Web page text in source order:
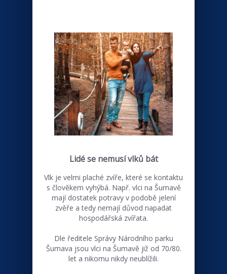
Lidé se nemusí vlků bát
Vlk je velmi plaché zvíře, které se kontaktu
s člověkem vyhýbá. Např. vlci na Šumavě
mají dostatek potravy v podobě jelení
zvěře a tedy nemají důvod napadat
hospodářská zvířata.
Dle ředitele Správy Národního parku
Šumava jsou vlci na Šumavě již od 70/80.
let a nikomu nikdy neublížili.